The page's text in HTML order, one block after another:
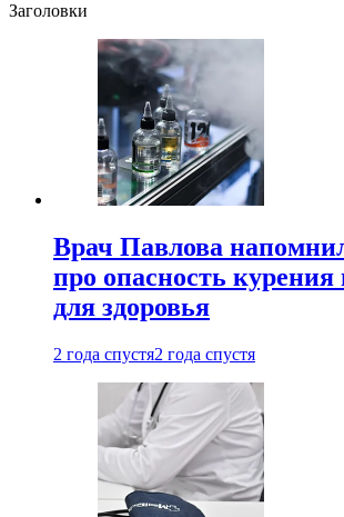
Заголовки
Врач Павлова
про опасность курения
для здоровья
2 года спустя2 года спустя